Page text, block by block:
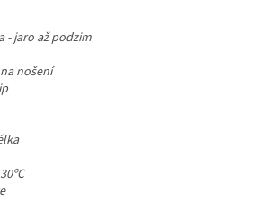
- jaro až podzim
nošení